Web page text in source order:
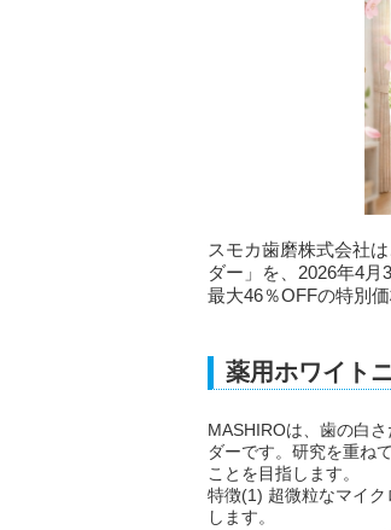
スモカ歯磨株式会社
ダー」を、2026年4月
最大46％OFFの特別
薬用ホワイト
MASHIROは、歯の白
ダーです。研究を重ね
ことを目指します。
特徴(1) 超微粒なマイ
します。